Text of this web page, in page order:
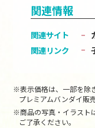
関連情報
関連サイト
関連リンク
※表示価格は、一部を除
プレミアムバンダイ販
※商品の写真・イラスト
ご了承ください。